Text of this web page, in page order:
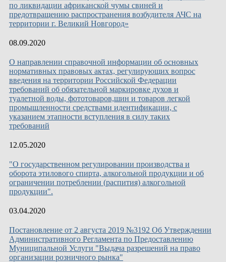
по ликвидации африканской чумы свиней и
предотвращению распространения возбудителя АЧС на
территории г. Великий Новгород»
08.09.2020
О направлении справочной информации об основных
нормативных правовых актах, регулирующих вопрос
введения на территории Российской Федерации
требований об обязательной маркировке духов и
туалетной воды, фототоваров,шин и товаров легкой
промышленности средствами идентификации, с
указанием этапности вступления в силу таких
требований
12.05.2020
"О государственном регулировании производства и
оборота этилового спирта, алкогольной продукции и об
ограничении потреблении (распития) алкогольной
продукции".
03.04.2020
Постановление от 2 августа 2019 №3192 Об Утверждении
Административного Регламента по Предоставлению
Муниципальной Услуги "Выдача разрешений на право
организации розничного рынка"